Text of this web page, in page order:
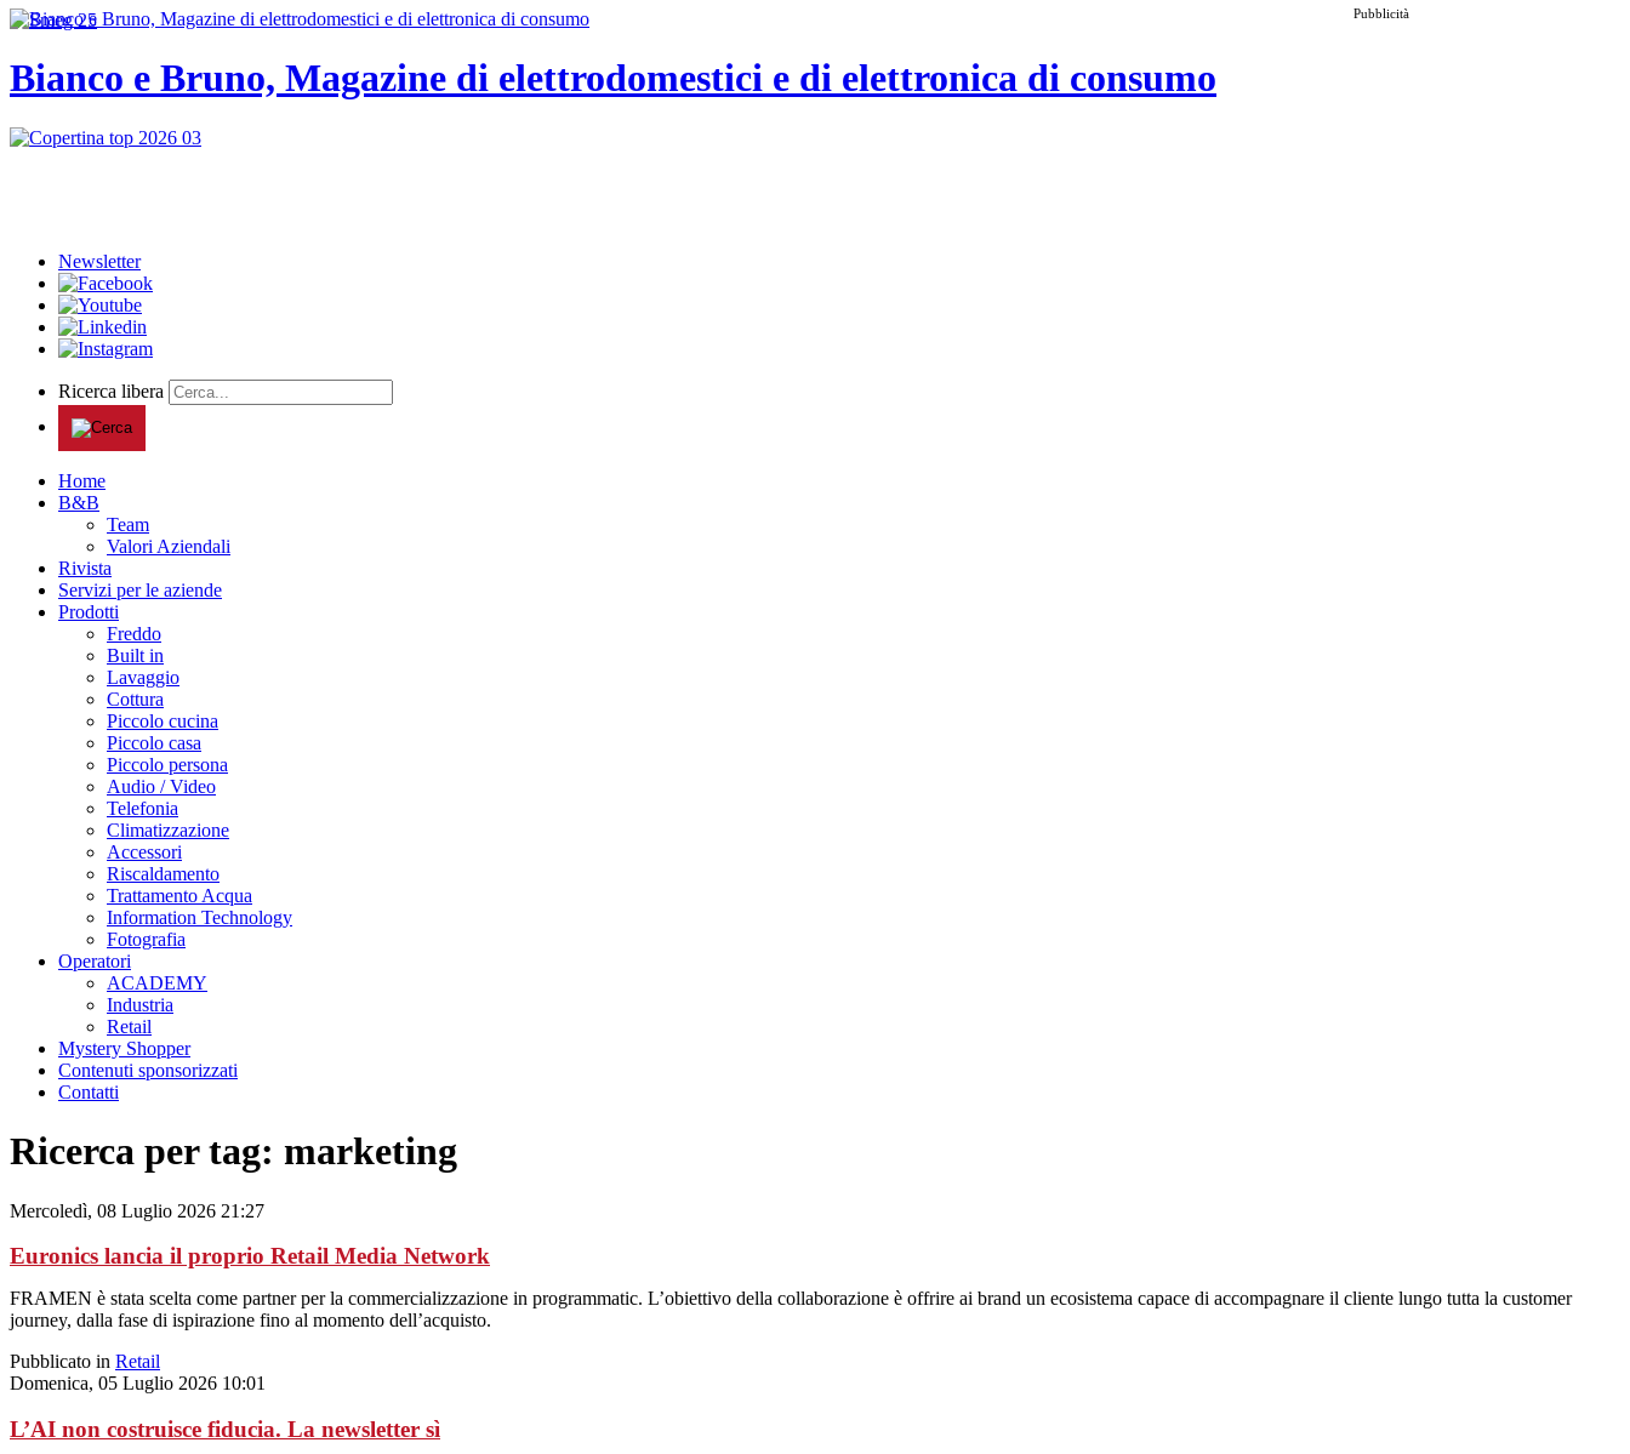
Pubblicità
Bianco e Bruno, Magazine di elettrodomestici e di elettronica di consumo
Newsletter
Ricerca libera
Home
B&B
Team
Valori Aziendali
Rivista
Servizi per le aziende
Prodotti
Freddo
Built in
Lavaggio
Cottura
Piccolo cucina
Piccolo casa
Piccolo persona
Audio / Video
Telefonia
Climatizzazione
Accessori
Riscaldamento
Trattamento Acqua
Information Technology
Fotografia
Operatori
ACADEMY
Industria
Retail
Mystery Shopper
Contenuti sponsorizzati
Contatti
Ricerca per tag: marketing
Mercoledì, 08 Luglio 2026 21:27
Euronics lancia il proprio Retail Media Network
FRAMEN è stata scelta come partner per la commercializzazione in programmatic. L’obiettivo della collaborazione è offrire ai brand un ecosistema capace di accompagnare il cliente lungo tutta la customer
journey, dalla fase di ispirazione fino al momento dell’acquisto.
Pubblicato in Retail
Domenica, 05 Luglio 2026 10:01
L’AI non costruisce fiducia. La newsletter sì